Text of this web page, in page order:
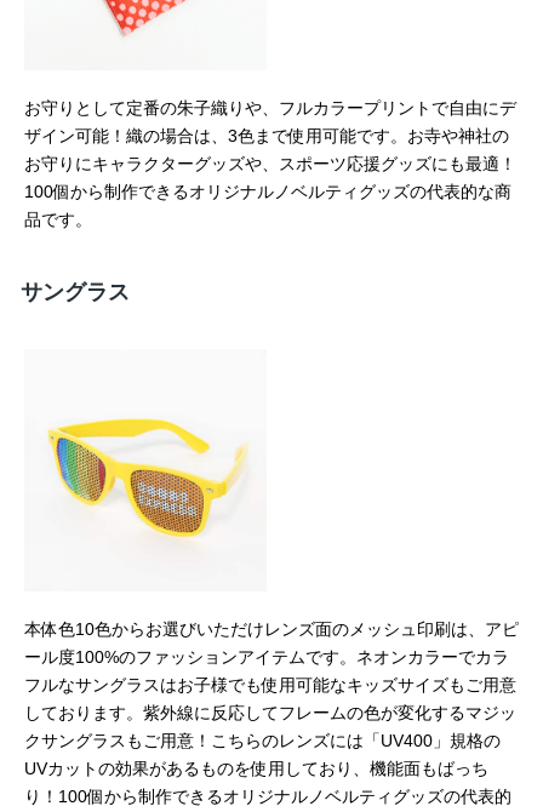
お守りとして定番の朱子織りや、フルカラープリントで自由にデ
ザイン可能！織の場合は、3色まで使用可能です。お寺や神社の
お守りにキャラクターグッズや、スポーツ応援グッズにも最適！
100個から制作できるオリジナルノベルティグッズの代表的な商
品です。
サングラス
本体色10色からお選びいただけレンズ面のメッシュ印刷は、アピ
ール度100%のファッションアイテムです。ネオンカラーでカラ
フルなサングラスはお子様でも使用可能なキッズサイズもご用意
しております。紫外線に反応してフレームの色が変化するマジッ
クサングラスもご用意！こちらのレンズには「UV400」規格の
UVカットの効果があるものを使用しており、機能面もばっち
り！100個から制作できるオリジナルノベルティグッズの代表的